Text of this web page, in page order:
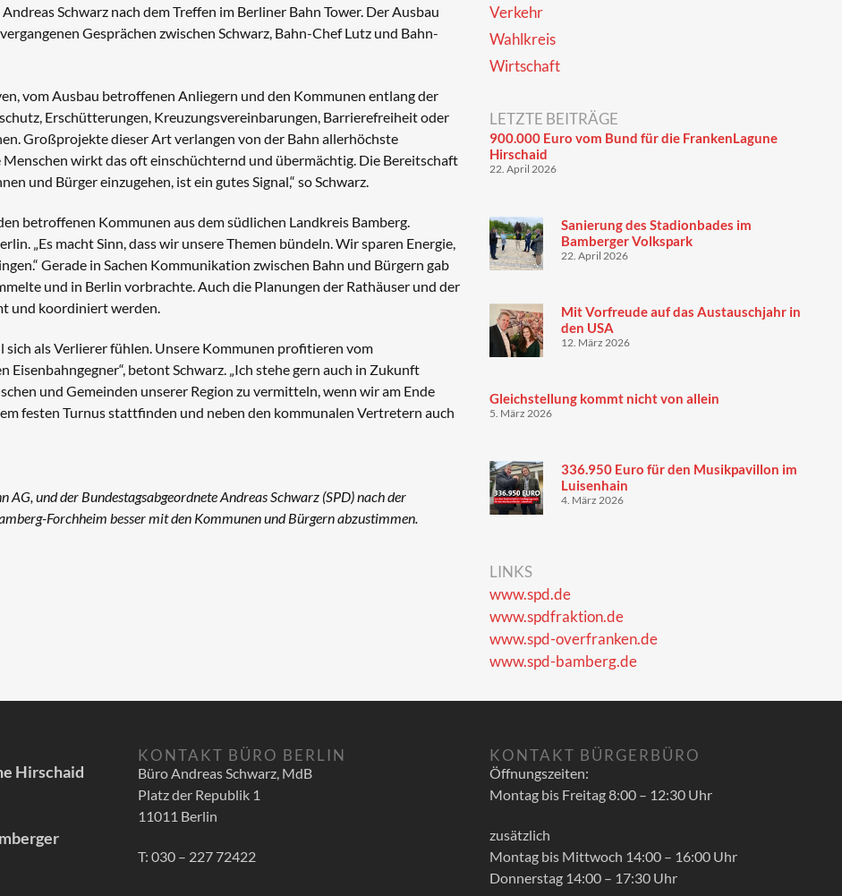
Schwarz nach dem Treffen im Berliner Bahn Tower. Der Ausbau
Gesprächen zwischen Schwarz, Bahn-Chef Lutz und Bahn-
vom Ausbau betroffenen Anliegern und den Kommunen entlang der
Erschütterungen, Kreuzungsvereinbarungen, Barrierefreiheit oder
Großprojekte dieser Art verlangen von der Bahn allerhöchste
wirkt das oft einschüchternd und übermächtig. Die Bereitschaft
und Bürger einzugehen, ist ein gutes Signal,“ so Schwarz.
betroffenen Kommunen aus dem südlichen Landkreis Bamberg.
„Es macht Sinn, dass wir unsere Themen bündeln. Wir sparen Energie,
Gerade in Sachen Kommunikation zwischen Bahn und Bürgern gab
und in Berlin vorbrachte. Auch die Planungen der Rathäuser und der
und koordiniert werden.
sich als Verlierer fühlen. Unsere Kommunen profitieren vom
betont Schwarz. „Ich stehe gern auch in Zukunft
und Gemeinden unserer Region zu vermitteln, wenn wir am Ende
festen Turnus stattfinden und neben den kommunalen Vertretern auch
und der Bundestagsabgeordnete Andreas Schwarz (SPD) nach der
Forchheim besser mit den Kommunen und Bürgern abzustimmen.
Verkehr
Wahlkreis
Wirtschaft
LETZTE BEITRÄGE
900.000 Euro vom Bund für die FrankenLagune
Hirschaid
22. April 2026
Sanierung des Stadionbades im
Bamberger Volkspark
22. April 2026
Mit Vorfreude auf das Austauschjahr in
den USA
12. März 2026
Gleichstellung kommt nicht von allein
5. März 2026
336.950 Euro für den Musikpavillon im
Luisenhain
4. März 2026
LINKS
www.spd.de
www.spdfraktion.de
www.spd-overfranken.de
www.spd-bamberg.de
Hirschaid
KONTAKT BÜRO BERLIN
Büro Andreas Schwarz, MdB
Platz der Republik 1
11011 Berlin
T: 030 – 227 72422
KONTAKT BÜRGERBÜRO
Öffnungszeiten:
Montag bis Freitag 8:00 – 12:30 Uhr
zusätzlich
Montag bis Mittwoch 14:00 – 16:00 Uhr
Donnerstag 14:00 – 17:30 Uhr